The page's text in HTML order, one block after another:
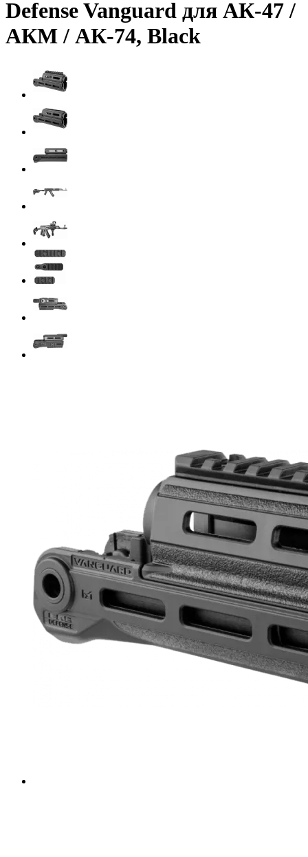
Defense Vanguard для АК-47 /
АКМ / АК-74, Black